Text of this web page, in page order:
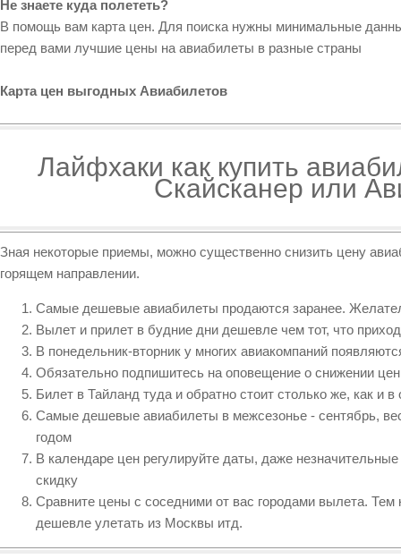
Не знаете куда полететь?
В помощь вам карта цен. Для поиска нужны минимальные
перед вами лучшие цены на авиабилеты в разные страны
Карта цен выгодных Авиабилетов
Лайфхаки как купить
Скайсканер или
Зная некоторые приемы, можно существенно снизить цену
горящем направлении.
Самые дешевые авиабилеты продаются заранее.
Вылет и прилет в будние дни дешевле чем тот, что
В понедельник-вторник у многих авиакомпаний
Обязательно подпишитесь на оповещение о снижении
Билет в Тайланд туда и обратно стоит столько же, как и в
Самые дешевые авиабилеты в межсезонье - сентябрь,
годом
В календаре цен регулируйте даты, даже
скидку
Сравните цены с соседними от вас городами вылета. Тем
дешевле улетать из Москвы итд.